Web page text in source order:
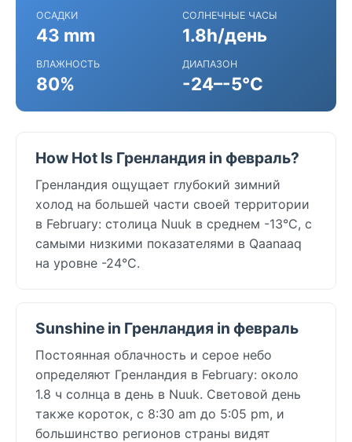
ОСАДКИ
43 mm
СОЛНЕЧНЫЕ ЧАСЫ
1.8h/день
ВЛАЖНОСТЬ
80%
ДИАПАЗОН
-24–-5°C
How Hot Is Гренландия in февраль?
Гренландия ощущает глубокий зимний
холод на большей части своей территории
в February: столица Nuuk в среднем -13°C, с
самыми низкими показателями в Qaanaaq
на уровне -24°C.
Sunshine in Гренландия in февраль
Постоянная облачность и серое небо
определяют Гренландия в February: около
1.8 ч солнца в день в Nuuk. Световой день
также короток, с 8:30 am до 5:05 pm, и
большинство регионов страны видят